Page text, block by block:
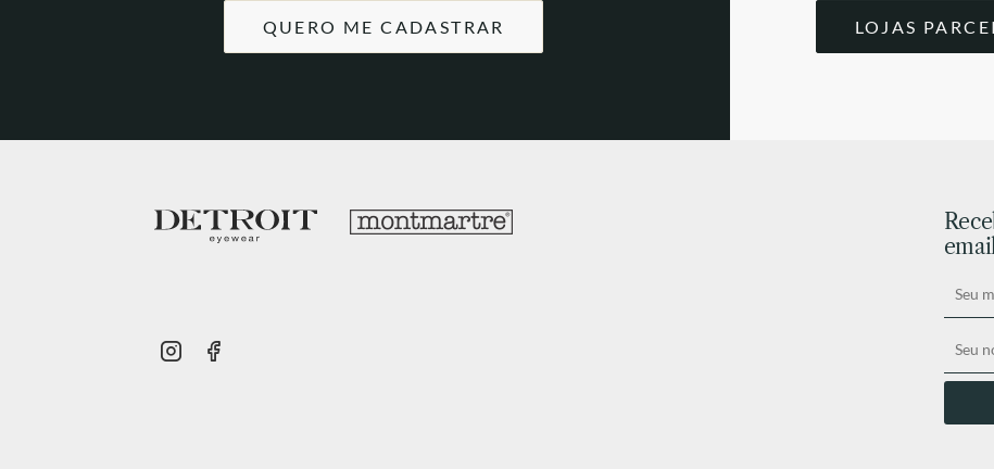
QUERO ME CADASTRAR LOJAS